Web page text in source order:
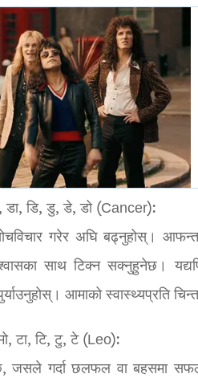
डा, डि, डु, डे, डो (Cancer):
गरेर अघि बढ्नुहोस्।
साथ टिक्न सक्नुहुनेछ।
आमाको स्वास्थ्यप्रति
टा, टि, टु, टे (Leo):
जसले गर्दा छलफल वा बहसमा